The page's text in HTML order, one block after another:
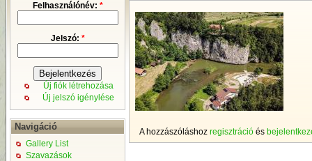
Felhasználónév: *
Jelszó: *
Új fiók létrehozása
Új jelszó igénylése
Navigáció
Gallery List
Szavazások
A hozzászóláshoz regisztráció és